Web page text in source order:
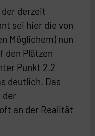
derzeit
sei hier die von
Möglichem) nun
den Plätzen
Punkt 2.2
deutlich. Das
der
an der Realität